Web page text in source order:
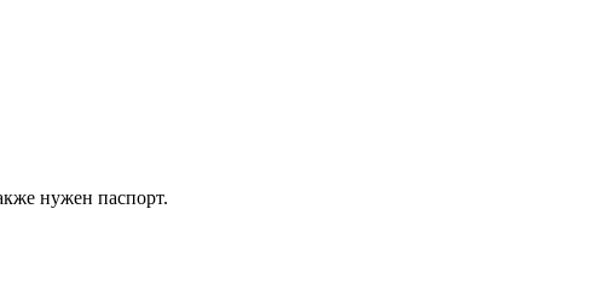
нужен паспорт.